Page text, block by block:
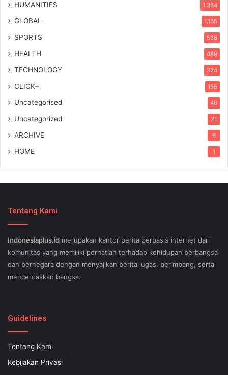
HUMANITIES 1,354
GLOBAL 1,135
SPORTS 538
HEALTH 489
TECHNOLOGY 324
CLICK+ 155
Uncategorised 40
Uncategorized 21
ARCHIVE 6
HOME 1
Tentang Kami
Indonesiaplus.id merupakan kantor berita berbasis internet dari
komunitas yang memiliki perhatian terhadap kehidupan berbangsa
dan bernegara dengan menyajikan berita lugas, berimbang, serta
mencerdaskan bangsa.
your small business stand out exam gst from the opposition and
Since the artwork of WEBSITE SEO is always adjusting, it's difficult
to know what your internet-site needs aid exam 500-551 and who
Guidelines
Tentang Kami
Kebijakan Privasi